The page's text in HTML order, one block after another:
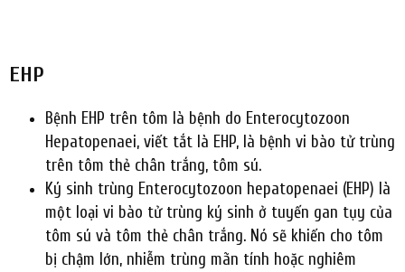
EHP
Bệnh EHP trên tôm là bệnh do Enterocytozoon
Hepatopenaei, viết tắt là EHP, là bệnh vi bào tử trùng
trên tôm thẻ chân trắng, tôm sú.
Ký sinh trùng Enterocytozoon hepatopenaei (EHP) là
một loại vi bào tử trùng ký sinh ở tuyến gan tụy của
tôm sú và tôm thẻ chân trắng. Nó sẽ khiến cho tôm
bị chậm lớn, nhiễm trùng mãn tính hoặc nghiêm